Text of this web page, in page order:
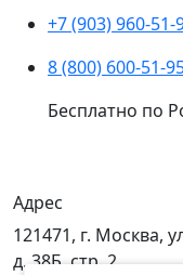
+7 (903) 960-51-
8 (800) 600-51-
Бесплатно по
Адрес
121471, г. Москва,
д. 38Б, стр. 2